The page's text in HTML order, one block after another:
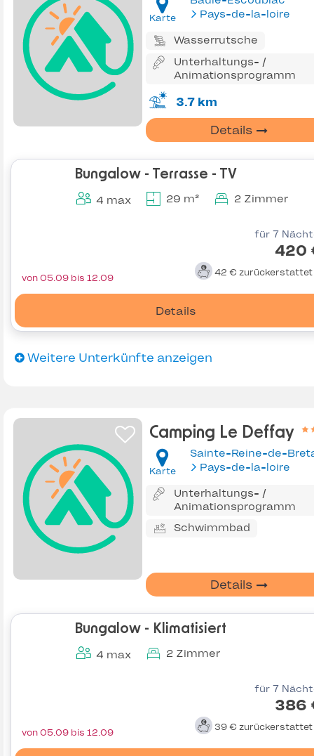
Karte
Pays-de-la-loire
Wasserrutsche
Unterhaltungs- /
Animationsprogramm
3.7 km
Details
Bungalow - Terrasse - TV
4 max 29 m² 2 Zimmer
für 7
420
42 € zurückerstattet
Details
von 05.09 bis 12.09
Weitere Unterkünfte anzeigen
Camping Le Deffay
Karte Pays-de-la-loire
Unterhaltungs- /
Animationsprogramm
Schwimmbad
Details
Bungalow - Klimatisiert
4 max 2 Zimmer
für 7
386
39 € zurückerstattet
von 05.09 bis 12.09